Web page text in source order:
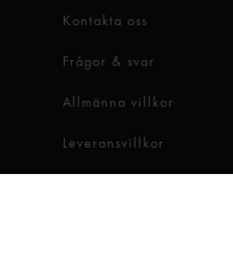
Kontakta oss
Frågor & svar
Allmänna villkor
Leveransvillkor